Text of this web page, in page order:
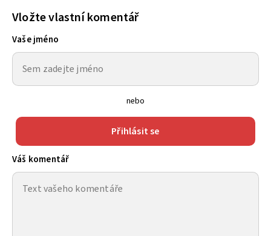
Vložte vlastní komentář
Vaše jméno
nebo
Přihlásit se
Váš komentář